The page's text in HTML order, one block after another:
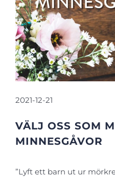
2021-12-21
VÄLJ OSS SOM
MINNESGÅVOR
”Lyft ett barn ut ur